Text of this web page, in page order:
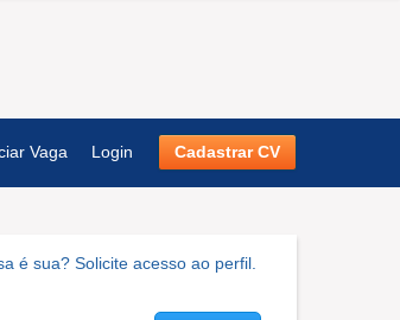
Vaga Login Cadastrar CV
é sua? Solicite acesso ao perfil.